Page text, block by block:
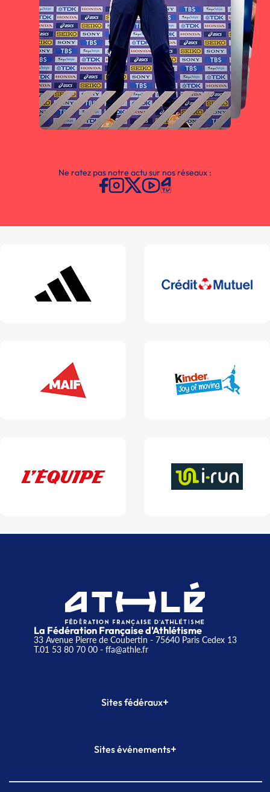
Ne ratez pas notre actu sur nos réseaux :
La Fédération Française d'Athlétisme
33 Avenue Pierre de Coubertin - 75640 Paris Cedex 13
T.01 53 80 70 00- ffa@athle.fr
Sites fédéraux+
Plateforme Formation
Sites événements+
Meeting de Paris indoor